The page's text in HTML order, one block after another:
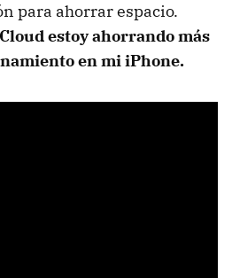
para ahorrar espacio.
estoy ahorrando más
en mi iPhone.